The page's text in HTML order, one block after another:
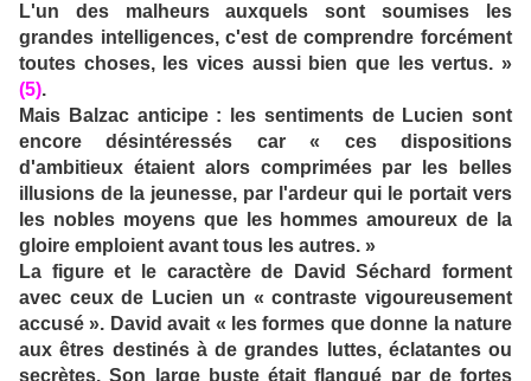
L'un des malheurs auxquels sont soumises les
grandes intelligences, c'est de comprendre forcément
toutes choses, les vices aussi bien que les vertus. »
(5).
Mais Balzac anticipe : les sentiments de Lucien sont
encore désintéressés car « ces dispositions
d'ambitieux étaient alors comprimées par les belles
illusions de la jeunesse, par l'ardeur qui le portait vers
les nobles moyens que les hommes amoureux de la
gloire emploient avant tous les autres. »
La figure et le caractère de David Séchard forment
avec ceux de Lucien un « contraste vigoureusement
accusé ». David avait « les formes que donne la nature
aux êtres destinés à de grandes luttes, éclatantes ou
secrètes. Son large buste était flanqué par de fortes